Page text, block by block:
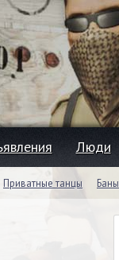
Люди
Приватные танцы Баны